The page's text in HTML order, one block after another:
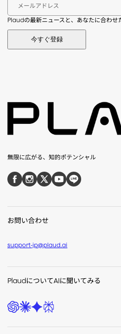
メールアドレス
今すぐ登録
Plaudの最新ニュースと、あなたに合わせ
無限に広がる、知的ポテンシャル
お問い合わせ
support-jp@plaud.ai
PlaudについてAIに聞いてみる